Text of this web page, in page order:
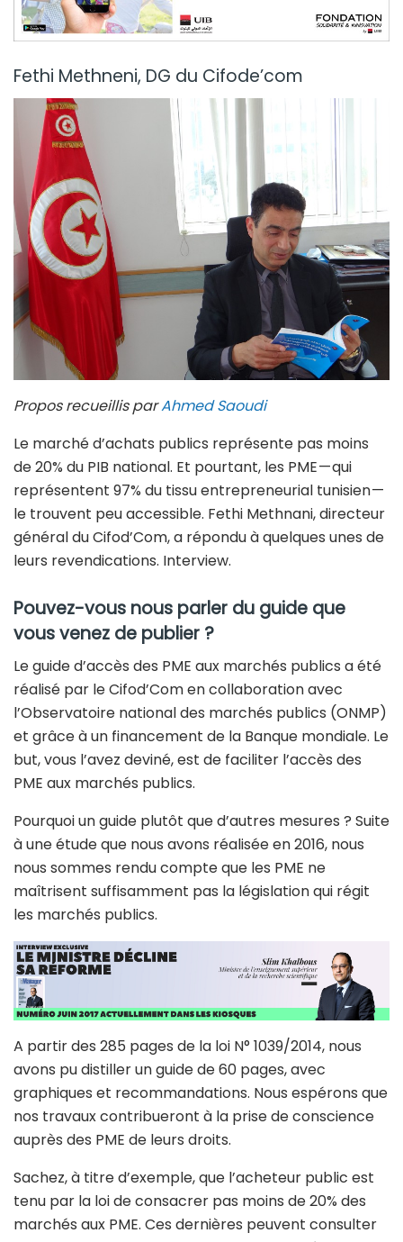
Fethi Methneni, DG du Cifode’com
Propos recueillis parAhmed Saoudi
Le marché d’achats publics représente pas moins
de 20% du PIB national. Et pourtant, les PME — qui
représentent 97% du tissu entrepreneurial tunisien —
le trouvent peu accessible. Fethi Methnani, directeur
général du Cifod’Com, a répondu à quelques unes de
leurs revendications. Interview.
Pouvez-vous nous parler du guide que
vous venez de publier ?
Le guide d’accès des PME aux marchés publics a été
réalisé par le Cifod’Com en collaboration avec
l’Observatoire national des marchés publics (ONMP)
et grâce à un financement de la Banque mondiale. Le
but, vous l’avez deviné, est de faciliter l’accès des
PME aux marchés publics.
Pourquoi un guide plutôt que d’autres mesures ? Suite
à une étude que nous avons réalisée en 2016, nous
nous sommes rendu compte que les PME ne
maîtrisent suffisamment pas la législation qui régit
les marchés publics.
A partir des 285 pages de la loi N° 1039/2014, nous
avons pu distiller un guide de 60 pages, avec
graphiques et recommandations. Nous espérons que
nos travaux contribueront à la prise de conscience
auprès des PME de leurs droits.
Sachez, à titre d’exemple, que l’acheteur public est
tenu par la loi de consacrer pas moins de 20% des
marchés aux PME. Ces dernières peuvent consulter